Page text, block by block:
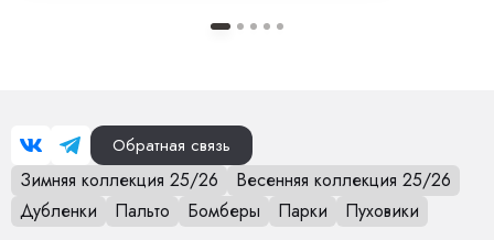
Обратная связь
Зимняя коллекция 25/26
Весенняя коллекция 25/26
Дубленки
Пальто Бомберы Парки
Пуховики